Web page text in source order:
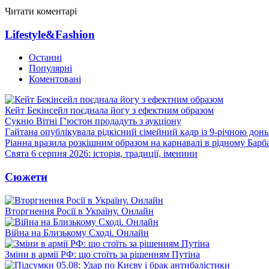
Читати коментарі
Lifestyle&Fashion
Останні
Популярні
Коментовані
Кейт Бекінсейл поєднала йогу з ефектним образом
Сукню Вітні Г'юстон продадуть з аукціону
Гайтана опублікувала рідкісний сімейний кадр із 9-річною
Ріанна вразила розкішним образом на карнавалі в рідному
Свята 6 серпня 2026: історія, традиції, іменини
Сюжети
Вторгнення Росії в Україну. Онлайн
Війна на Близькому Сході. Онлайн
Зміни в армії РФ: що стоїть за рішенням Путіна